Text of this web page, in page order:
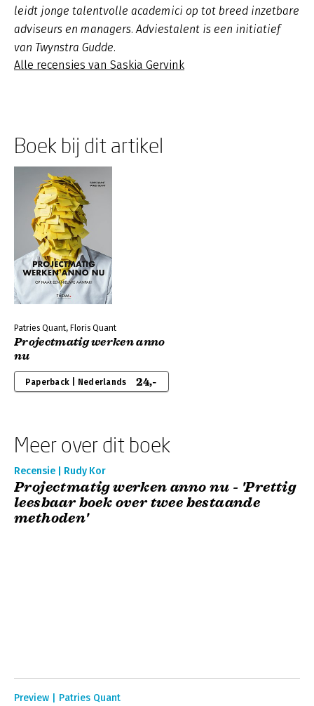
leidt jonge talentvolle academici op tot breed inzetbare
adviseurs en managers. Adviestalent is een initiatief
van Twynstra Gudde.
Alle recensies van Saskia Gervink
Boek bij dit artikel
Patries Quant, Floris Quant
Projectmatig werken anno
nu
Paperback | Nederlands 24,-
Meer over dit boek
Recensie | Rudy Kor
Projectmatig werken anno nu - 'Prettig
leesbaar boek over twee bestaande
methoden'
Preview | Patries Quant